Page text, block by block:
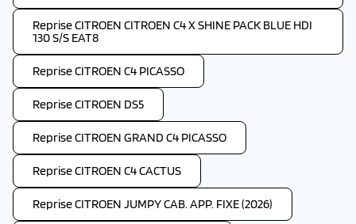
Reprise CITROEN CITROEN C4 X SHINE PACK BLUE HDI
130 S/S EAT8
Reprise CITROEN C4 PICASSO
Reprise CITROEN DS5
Reprise CITROEN GRAND C4 PICASSO
Reprise CITROEN C4 CACTUS
Reprise CITROEN JUMPY CAB. APP. FIXE (2026)